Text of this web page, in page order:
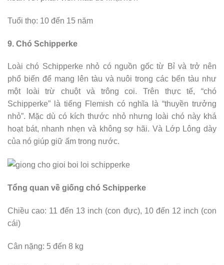
Tuổi thọ: 10 đến 15 năm
9. Chó Schipperke
Loài chó Schipperke nhỏ có nguồn gốc từ Bỉ và trở nên
phổ biến để mang lên tàu và nuôi trong các bến tàu như
một loài trừ chuột và trông coi. Trên thực tế, “chó
Schipperke” là tiếng Flemish có nghĩa là “thuyền trưởng
nhỏ”. Mặc dù có kích thước nhỏ nhưng loài chó này khá
hoạt bát, nhanh nhẹn và không sợ hãi. Và Lớp Lông dày
của nó giúp giữ ấm trong nước.
Tổng quan về giống chó Schipperke
Chiều cao: 11 đến 13 inch (con đực), 10 đến 12 inch (con
cái)
Cân nặng: 5 đến 8 kg